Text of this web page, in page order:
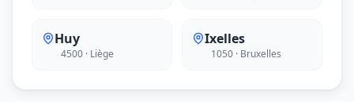
Huy
4500 · Liège
Ixelles
1050 · Bruxelles